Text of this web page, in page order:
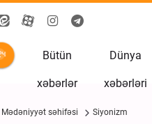
Bütün
xəbərlər
Dünya
xəbərləri
Mədəniyyət səhifəsi Siyonizm